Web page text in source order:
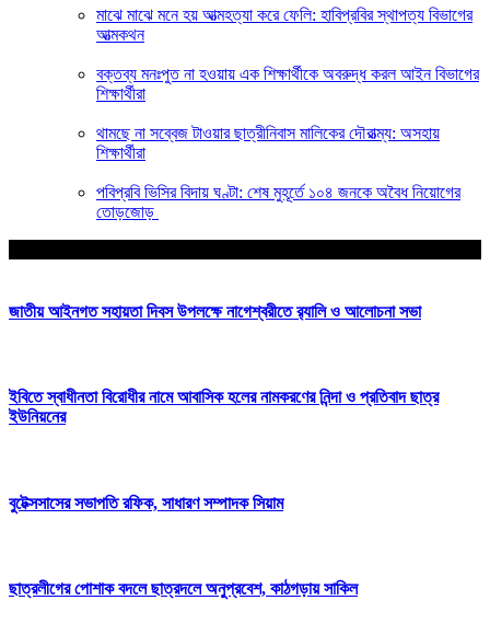
মাঝে মাঝে মনে হয় আত্মহত্যা করে ফেলি: হাবিপ্রবির স্থাপত্য বিভাগের
আত্মকথন
বক্তব্য মনঃপুত না হওয়ায় এক শিক্ষার্থীকে অবরুদ্ধ করল আইন বিভাগের
শিক্ষার্থীরা
থামছে না সব্বেজ টাওয়ার ছাত্রীনিবাস মালিকের দৌরাত্ম্য: অসহায়
শিক্ষার্থীরা
পবিপ্রবি ভিসির বিদায় ঘণ্টা: শেষ মুহূর্তে ১০৪ জনকে অবৈধ নিয়োগের
তোড়জোড়
জাতীয় আইনগত সহায়তা দিবস উপলক্ষে নাগেশ্বরীতে র‍্যালি ও আলোচনা সভা
ইবিতে স্বাধীনতা বিরোধীর নামে আবাসিক হলের নামকরণের নিন্দা ও প্রতিবাদ ছাত্র
ইউনিয়নের
বুটেক্সসাসের সভাপতি রফিক, সাধারণ সম্পাদক সিয়াম
ছাত্রলীগের পোশাক বদলে ছাত্রদলে অনুপ্রবেশ, কাঠগড়ায় সাকিল